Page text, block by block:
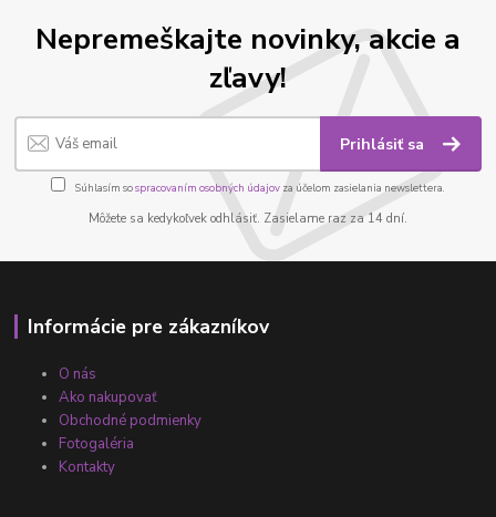
Nepremeškajte novinky, akcie a
zľavy!
Prihlásiť sa
Súhlasím sospracovaním osobných údajov za účelom zasielania newslettera.
Môžete sa kedykoľvek odhlásiť. Zasielame raz za 14 dní.
Informácie pre zákazníkov
O nás
Ako nakupovať
Obchodné podmienky
Fotogaléria
Kontakty